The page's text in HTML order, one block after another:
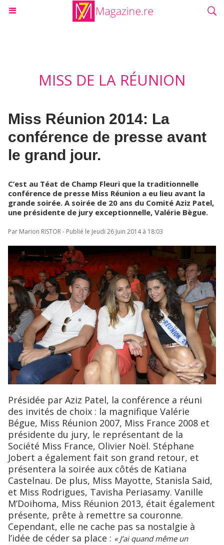
MISS DE LA RÉUNION
Miss Réunion 2014: La
conférence de presse avant
le grand jour.
C’est au Téat de Champ Fleuri que la traditionnelle
conférence de presse Miss Réunion a eu lieu avant la
grande soirée. A soirée de 20 ans du Comité Aziz Patel,
une présidente de jury exceptionnelle, Valérie Bègue.
Par Marion RISTOR - Publié le Jeudi 26 Juin 2014 à 18:03
Présidée par Aziz Patel, la conférence a réuni
des invités de choix : la magnifique Valérie
Bégue, Miss Réunion 2007, Miss France 2008 et
présidente du jury, le représentant de la
Société Miss France, Olivier Noël. Stéphane
Jobert a également fait son grand retour, et
présentera la soirée aux côtés de Katiana
Castelnau. De plus, Miss Mayotte, Stanisla Said,
et Miss Rodrigues, Tavisha Periasamy. Vanille
M’Doihoma, Miss Réunion 2013, était également
présente, prête à remettre sa couronne.
Cependant, elle ne cache pas sa nostalgie à
l’idée de céder sa place : « J’ai quand même un